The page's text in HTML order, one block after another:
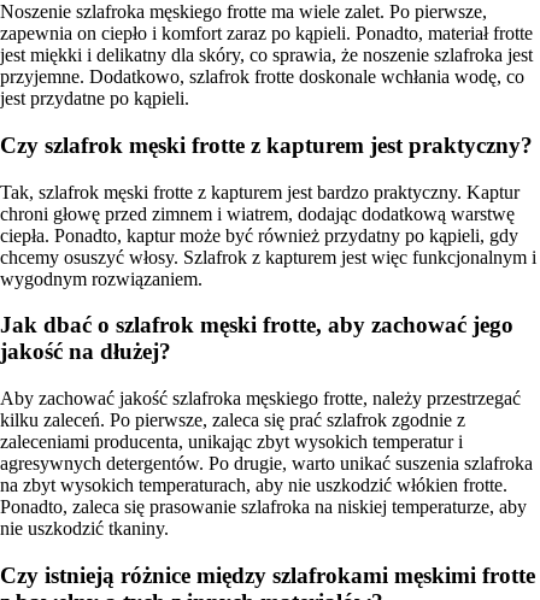
Noszenie szlafroka męskiego frotte ma wiele zalet. Po pierwsze,
zapewnia on ciepło i komfort zaraz po kąpieli. Ponadto, materiał frotte
jest miękki i delikatny dla skóry, co sprawia, że noszenie szlafroka jest
przyjemne. Dodatkowo, szlafrok frotte doskonale wchłania wodę, co
jest przydatne po kąpieli.
Czy szlafrok męski frotte z kapturem jest praktyczny?
Tak, szlafrok męski frotte z kapturem jest bardzo praktyczny. Kaptur
chroni głowę przed zimnem i wiatrem, dodając dodatkową warstwę
ciepła. Ponadto, kaptur może być również przydatny po kąpieli, gdy
chcemy osuszyć włosy. Szlafrok z kapturem jest więc funkcjonalnym i
wygodnym rozwiązaniem.
Jak dbać o szlafrok męski frotte, aby zachować jego
jakość na dłużej?
Aby zachować jakość szlafroka męskiego frotte, należy przestrzegać
kilku zaleceń. Po pierwsze, zaleca się prać szlafrok zgodnie z
zaleceniami producenta, unikając zbyt wysokich temperatur i
agresywnych detergentów. Po drugie, warto unikać suszenia szlafroka
na zbyt wysokich temperaturach, aby nie uszkodzić włókien frotte.
Ponadto, zaleca się prasowanie szlafroka na niskiej temperaturze, aby
nie uszkodzić tkaniny.
Czy istnieją różnice między szlafrokami męskimi frotte